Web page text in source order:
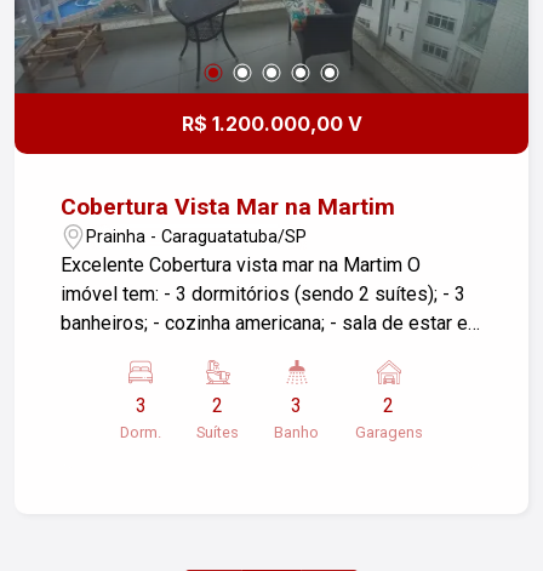
R$ 1.200.000,00 V
Cobertura Vista Mar na Martim
Prainha - Caraguatatuba/SP
Excelente Cobertura vista mar na Martim O
imóvel tem: - 3 dormitórios (sendo 2 suítes); - 3
banheiros; - cozinha americana; - sala de estar e
jogos, academia, salão de festas. Para mais
informações e visita entre em contato: Corretora
Lilian Sobral CRECI 304680
3
Dorm.
2
Suítes
3
Banho
2
Garagens